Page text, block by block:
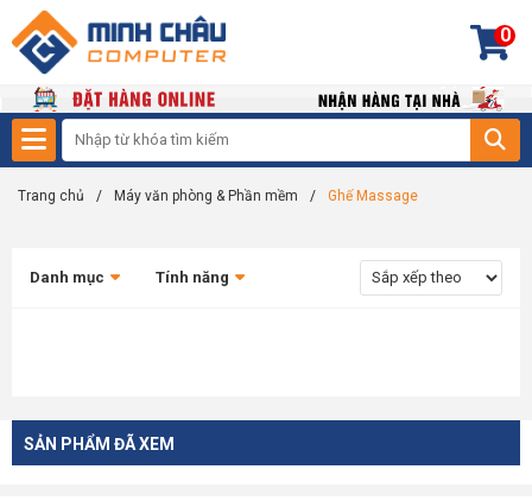
0
Trang chủ / Máy văn phòng & Phần mềm / Ghế Massage
Danh mục Tính năng
SẢN PHẨM ĐÃ XEM